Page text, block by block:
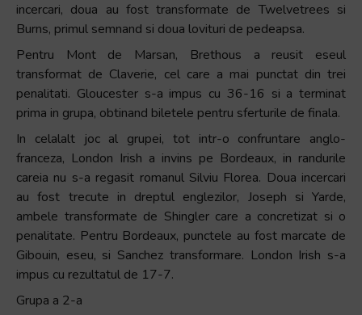
incercari, doua au fost transformate de Twelvetrees si
Burns, primul semnand si doua lovituri de pedeapsa.
Pentru Mont de Marsan, Brethous a reusit eseul
transformat de Claverie, cel care a mai punctat din trei
penalitati. Gloucester s-a impus cu 36-16 si a terminat
prima in grupa, obtinand biletele pentru sferturile de finala.
In celalalt joc al grupei, tot intr-o confruntare anglo-
franceza, London Irish a invins pe Bordeaux, in randurile
careia nu s-a regasit romanul Silviu Florea. Doua incercari
au fost trecute in dreptul englezilor, Joseph si Yarde,
ambele transformate de Shingler care a concretizat si o
penalitate. Pentru Bordeaux, punctele au fost marcate de
Gibouin, eseu, si Sanchez transformare. London Irish s-a
impus cu rezultatul de 17-7.
Grupa a 2-a